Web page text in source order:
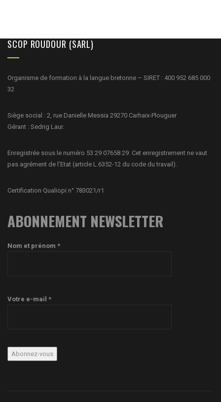
SCOP ROUDOUR (SARL)
Organisme de formation à la langue bretonne – SIRET : 400 952 685 000
32
Siège social : 2, rue Danielle Messia 29270 Carhaix-Plouguer
Gérant : Sedrig Laur.
Enregistrée sous le numéro 53 29 07658 29. Cet enregistrement ne vaut
pas agrément de l’Etat (article L.6352-12 du code du travail).
Certification Qualiopi n° 783021/r1
ABONNEMENT NEWSLETTER
Nom et prénom *
Votre e-mail *